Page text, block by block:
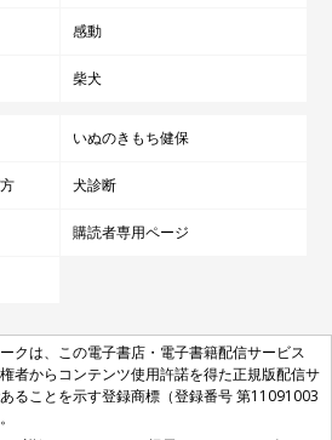
感動
柴犬
いぬのきもち健保
犬診断
購読者専用ページ
クは、この電子書店・電子書籍配信サービス
者からコンテンツ使用許諾を得た正規版配信サ
ることを示す登録商標（登録番号 第11091003